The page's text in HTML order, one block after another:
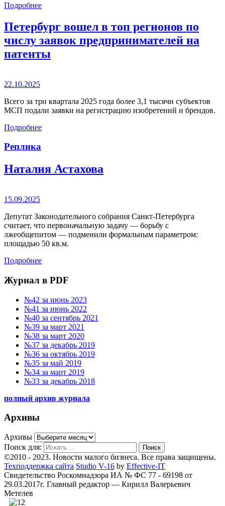
Подробнее
Петербург вошел в топ регионов по
числу заявок предпринимателей на
патенты
22.10.2025
Всего за три квартала 2025 года более 3,1 тысячи субъектов
МСП подали заявки на регистрацию изобретений и брендов.
Подробнее
Реплика
Наталия Астахова
15.09.2025
Депутат Законодательного собрания Санкт-Петербурга
считает, что первоначальную задачу — борьбу с
лжеобщепитом — подменили формальным параметром:
площадью 50 кв.м.
Подробнее
Журнал в PDF
№42 за июнь 2023
№41 за июнь 2022
№40 за сентябрь 2021
№39 за март 2021
№38 за март 2020
№37 за декабрь 2019
№36 за октябрь 2019
№35 за май 2019
№34 за март 2019
№33 за декабрь 2018
полный архив журнала
Архивы
Архивы
Поиск для:
Поиск
©2010 - 2023. Новости малого бизнеса. Все права защищены.
Техподдержка сайта Studio V-16 by Effective-IT
Свидетельство Роскомнадзора ИА № ФС 77 - 69198 от
29.03.2017г.